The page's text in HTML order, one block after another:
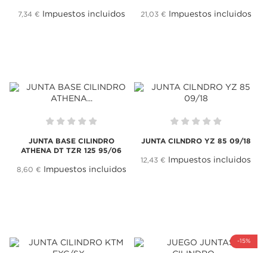
7,34 € Impuestos incluidos 21,03 € Impuestos incluidos
JUNTA BASE CILINDRO
ATHENA DT TZR 125 95/06
8,60 € Impuestos incluidos
JUNTA CILNDRO YZ 85 09/18
12,43 € Impuestos incluidos
-15%